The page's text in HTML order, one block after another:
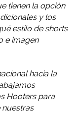
tienen la opción
y los
estilo de shorts
e imagen
hacia la
Hooters para